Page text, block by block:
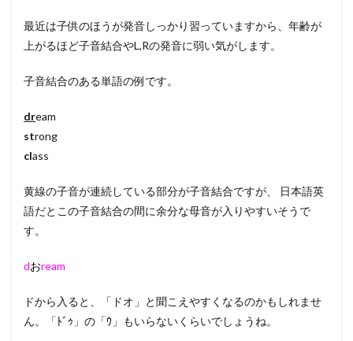
最近は子供のほうが発音しっかり習っていますから、年齢が
上がるほど子音結合やL,Rの発音に弱い気がします。
子音結合のある単語の例です。
dream
strong
class
黄線の子音が連続している部分が子音結合ですが、 日本語英
語だとこの子音結合の間に余分な母音が入りやすいそうで
す。
dおream
ドから入ると、「ドオ」と聞こえやすくなるのかもしれませ
ん。「ﾄﾞｩ」の「ｳ」もいらないくらいでしょうね。